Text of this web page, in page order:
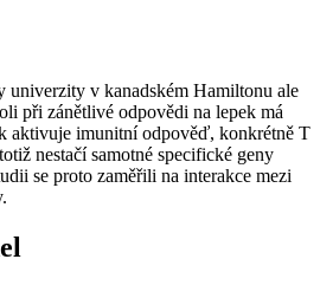
univerzity v kanadském Hamiltonu ale
při zánětlivé odpovědi na lepek má
aktivuje imunitní odpověď, konkrétně T
nestačí samotné specifické geny
se proto zaměřili na interakce mezi